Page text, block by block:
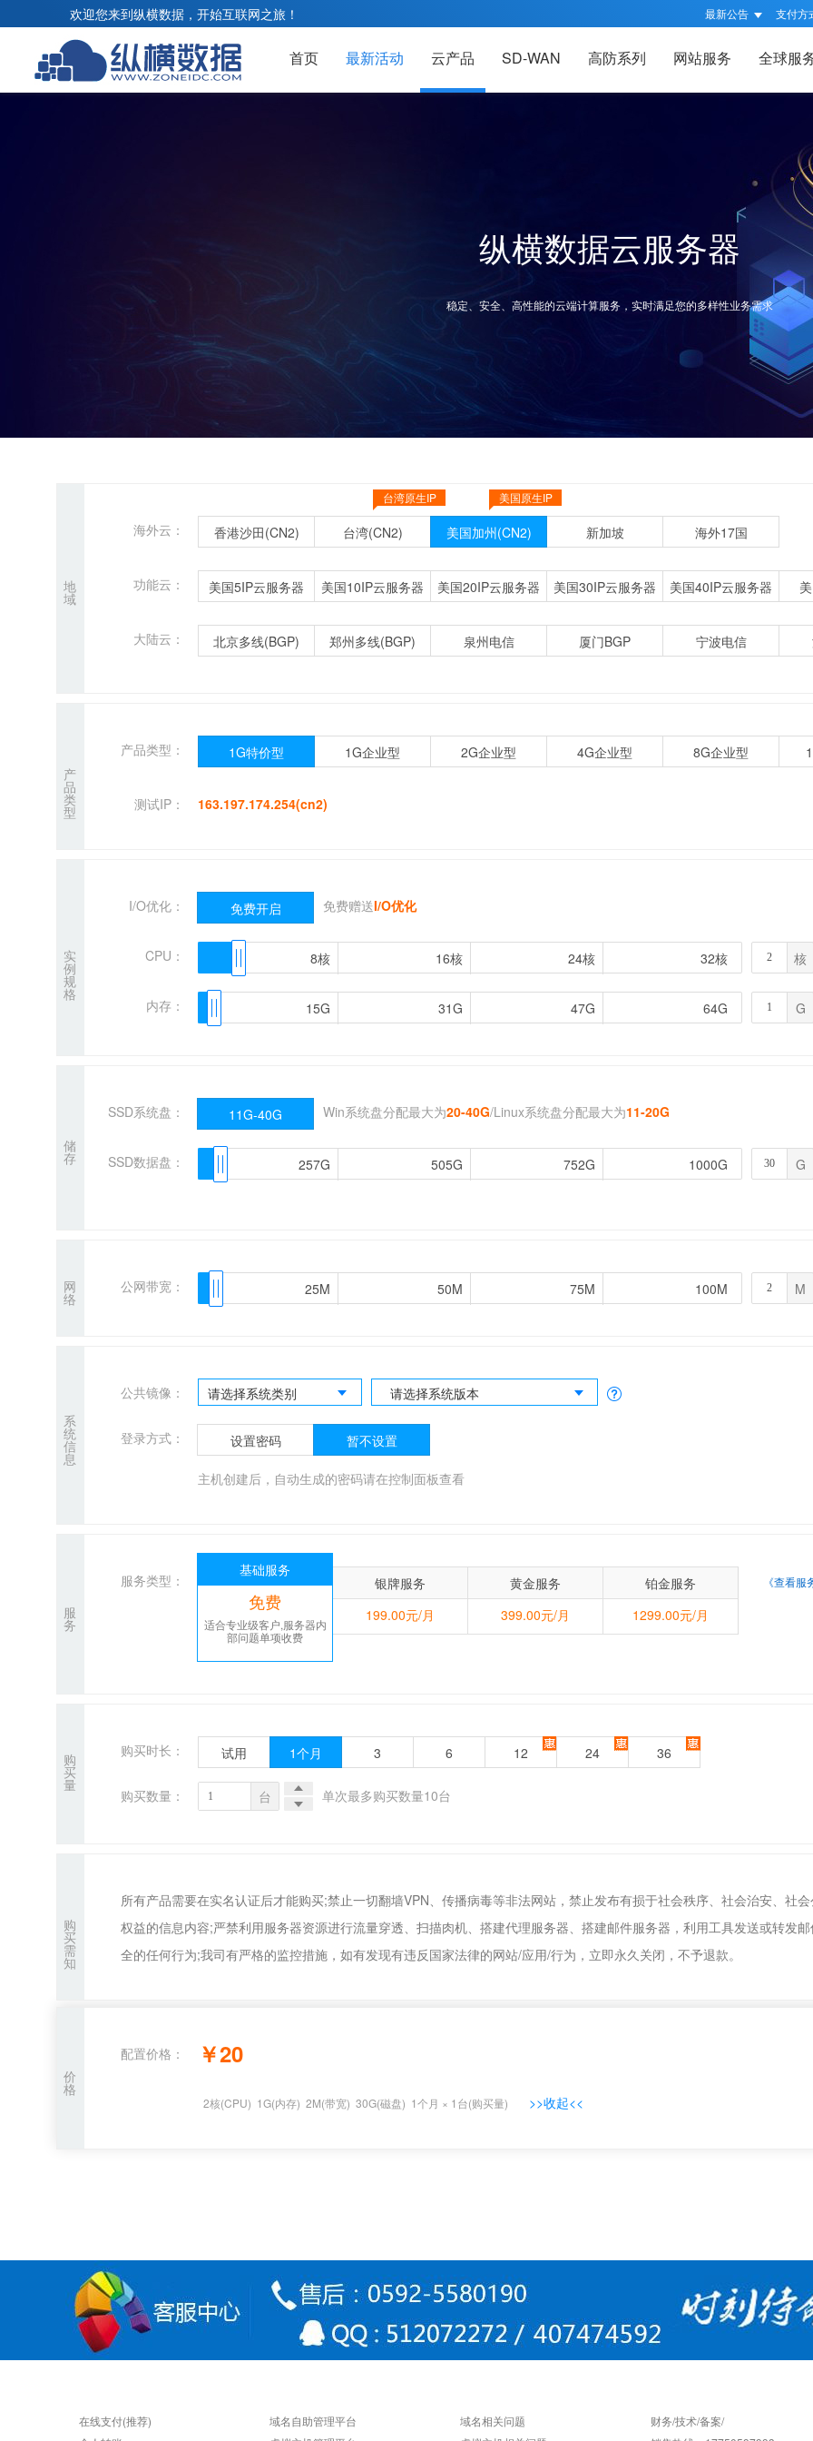
最新公告 支付方
欢迎您来到纵横数据，开始互联网之旅！
首页 最新活动 云产品 SD-WAN 高防系列 网站服务 全球服
纵横数据云服务器
稳定、安全、高性能的云端计算服务，实时满足您的多样性业务需求
地
域
海外云： 香港沙田(CN2) 台湾(CN2)
台湾原生IP
美国加州(CN2)
美国原生IP
新加坡 海外17国
功能云： 美国5IP云服务器 美国10IP云服务器 美国20IP云服务器 美国30IP云服务器 美国40IP云服务器
大陆云： 北京多线(BGP) 郑州多线(BGP) 泉州电信 厦门BGP 宁波电信
产
品
类
型
产品类型： 1G特价型 1G企业型 2G企业型 4G企业型 8G企业型
测试IP： 163.197.174.254(cn2)
实
例
规
格
I/O优化： 免费开启 免费赠送I/O优化
CPU： 8核 16核 24核 32核
8核 16核 24核 32核 核
内存： 15G 31G 47G 64G
15G 31G 47G 64G G
储
存
SSD系统盘： 11G-40G Win系统盘分配最大为20-40G/Linux系统盘分配最大为11-20G
SSD数据盘： 257G 505G 752G 1000G
257G 505G 752G 1000G G
网
络
公网带宽： 25M 50M 75M 100M
25M 50M 75M 100M M
系
统
信
息
公共镜像： 请选择系统类别 请选择系统版本
登录方式： 设置密码 暂不设置
主机创建后，自动生成的密码请在控制面板查看
服
务
服务类型：
基础服务
免费
适合专业级客户,服务器内
部问题单项收费
银牌服务
199.00元/月
黄金服务
399.00元/月
铂金服务
1299.00元/月
《查看服
购
买
量
购买时长： 试用 1个月 3 6 12 24 36
购买数量： 台 单次最多购买数量10台
购
买
需
知
所有产品需要在实名认证后才能购买;禁止一切翻墙VPN、传播病毒等非法网站，禁止发布有损于社会秩序、社会治安、社
权益的信息内容;严禁利用服务器资源进行流量穿透、扫描肉机、搭建代理服务器、搭建邮件服务器，利用工具发送或转发
全的任何行为;我司有严格的监控措施，如有发现有违反国家法律的网站/应用/行为，立即永久关闭，不予退款。
价
格
配置价格： ￥20
2核(CPU) 1G(内存) 2M(带宽) 30G(磁盘) 1个月 × 1 台(购买量) >>收起<<
在线支付(推荐)
域名自助管理平台
域名相关问题
财务/技术/备案/